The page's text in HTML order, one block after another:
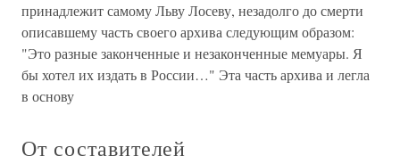
принадлежит самому Льву Лосеву, незадолго до смерти
описавшему часть своего архива следующим образом:
"Это разные законченные и незаконченные мемуары. Я
бы хотел их издать в России…" Эта часть архива и легла
в основу
От составителей